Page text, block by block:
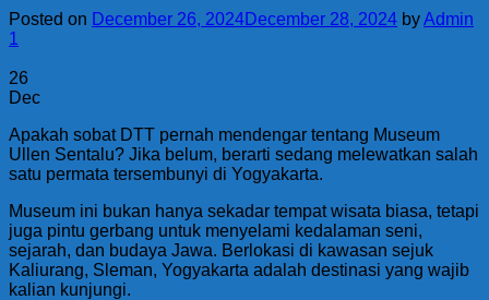
Posted on December 26, 2024December 28, 2024 byAdmin
1
26
Dec
Apakah sobat DTT pernah mendengar tentang Museum
Ullen Sentalu? Jika belum, berarti sedang melewatkan salah
satu permata tersembunyi di Yogyakarta.
Museum ini bukan hanya sekadar tempat wisata biasa, tetapi
juga pintu gerbang untuk menyelami kedalaman seni,
sejarah, dan budaya Jawa. Berlokasi di kawasan sejuk
Kaliurang, Sleman, Yogyakarta adalah destinasi yang wajib
kalian kunjungi.